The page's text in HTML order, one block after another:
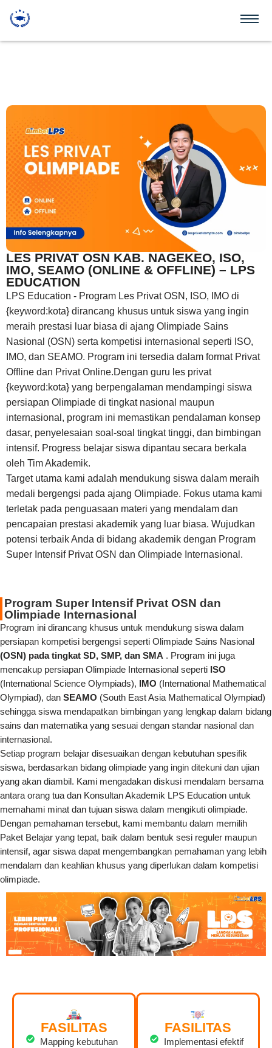
LES PRIVAT OSN KAB. NAGEKEO, ISO,
IMO, SEAMO (ONLINE & OFFLINE) – LPS
EDUCATION
LPS Education - Program Les Privat OSN, ISO, IMO di
{keyword:kota} dirancang khusus untuk siswa yang ingin
meraih prestasi luar biasa di ajang Olimpiade Sains
Nasional (OSN) serta kompetisi internasional seperti ISO,
IMO, dan SEAMO. Program ini tersedia dalam format Privat
Offline dan Privat Online.Dengan guru les privat
{keyword:kota} yang berpengalaman mendampingi siswa
persiapan Olimpiade di tingkat nasional maupun
internasional, program ini memastikan pendalaman konsep
dasar, penyelesaian soal-soal tingkat tinggi, dan bimbingan
intensif. Progress belajar siswa dipantau secara berkala
oleh Tim Akademik.
Target utama kami adalah mendukung siswa dalam meraih
medali bergengsi pada ajang Olimpiade. Fokus utama kami
terletak pada penguasaan materi yang mendalam dan
pencapaian prestasi akademik yang luar biasa. Wujudkan
potensi terbaik Anda di bidang akademik dengan Program
Super Intensif Privat OSN dan Olimpiade Internasional.
Program Super Intensif Privat OSN dan
Olimpiade Internasional
Program ini dirancang khusus untuk mendukung siswa dalam
persiapan kompetisi bergengsi seperti Olimpiade Sains Nasional
(OSN) pada tingkat SD, SMP, dan SMA . Program ini juga
mencakup persiapan Olimpiade Internasional seperti ISO
(International Science Olympiads), IMO (International Mathematical
Olympiad), dan SEAMO (South East Asia Mathematical Olympiad)
sehingga siswa mendapatkan bimbingan yang lengkap dalam bidang
sains dan matematika yang sesuai dengan standar nasional dan
internasional.
Setiap program belajar disesuaikan dengan kebutuhan spesifik
siswa, berdasarkan bidang olimpiade yang ingin ditekuni dan ujian
yang akan diambil. Kami mengadakan diskusi mendalam bersama
antara orang tua dan Konsultan Akademik LPS Education untuk
memahami minat dan tujuan siswa dalam mengikuti olimpiade.
Dengan pemahaman tersebut, kami membantu dalam memilih
Paket Belajar yang tepat, baik dalam bentuk sesi reguler maupun
intensif, agar siswa dapat mengembangkan pemahaman yang lebih
mendalam dan keahlian khusus yang diperlukan dalam kompetisi
olimpiade.
FASILITAS
Mapping kebutuhan
FASILITAS
Implementasi efektif